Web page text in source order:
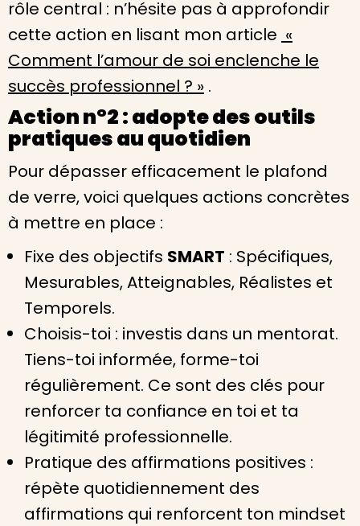
rôle central : n’hésite pas à approfondir
cette action en lisant mon article «
Comment l’amour de soi enclenche le
succès professionnel ? » .
Action n°2 : adopte des outils
pratiques au quotidien
Pour dépasser efficacement le plafond
de verre, voici quelques actions concrètes
à mettre en place :
Fixe des objectifs SMART : Spécifiques,
Mesurables, Atteignables, Réalistes et
Temporels.
Choisis-toi : investis dans un mentorat.
Tiens-toi informée, forme-toi
régulièrement. Ce sont des clés pour
renforcer ta confiance en toi et ta
légitimité professionnelle.
Pratique des affirmations positives :
répète quotidiennement des
affirmations qui renforcent ton mindset